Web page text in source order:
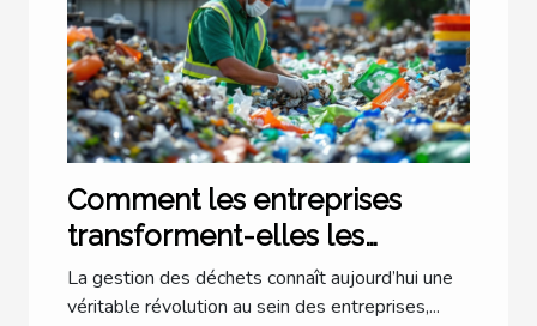
Comment les entreprises
transforment-elles les
déchets en opportunités
écologiques ?
La gestion des déchets connaît aujourd’hui une
véritable révolution au sein des entreprises,...